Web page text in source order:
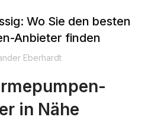
Wo Sie den besten
Anbieter finden
Eberhardt
in Nähe